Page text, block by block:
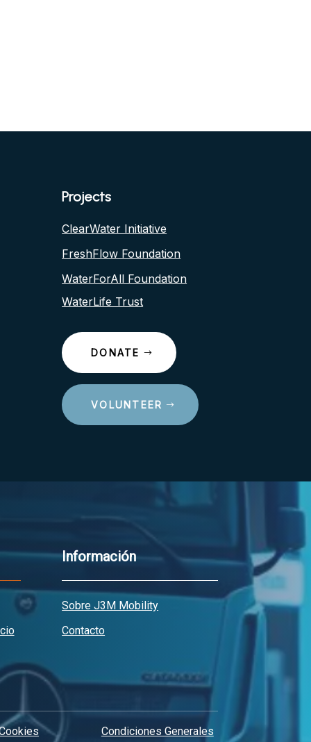
Projects
ClearWater Initiative
FreshFlow Foundation
WaterForAll Foundation
WaterLife Trust
DONATE
VOLUNTEER
Información
Sobre J3M Mobility
Contacto
Condiciones Generales